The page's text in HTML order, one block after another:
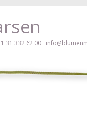
31 332 62 00